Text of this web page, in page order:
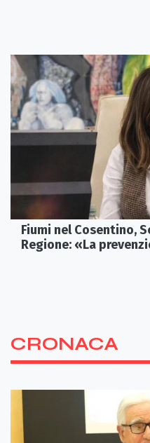
Fiumi nel Cosentino,
Regione: «La
CRONACA